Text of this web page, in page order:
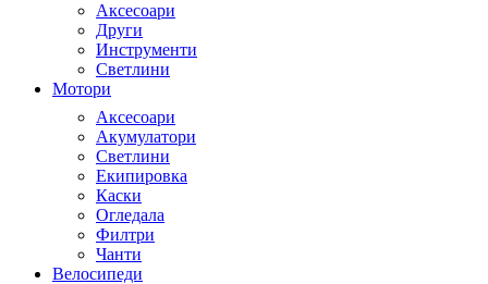
Аксесоари
Други
Инструменти
Светлини
Мотори
Аксесоари
Акумулатори
Светлини
Екипировка
Каски
Огледала
Филтри
Чанти
Велосипеди